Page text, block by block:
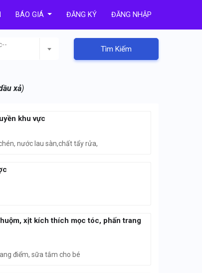
BÁO GIÁ ĐĂNG KÝ ĐĂNG NHẬP
Tìm Kiếm
xả)
khu vực
nước lau sàn,chất tẩy rửa,
xịt kích thích mọc tóc, phấn trang
điểm, sữa tắm cho bé